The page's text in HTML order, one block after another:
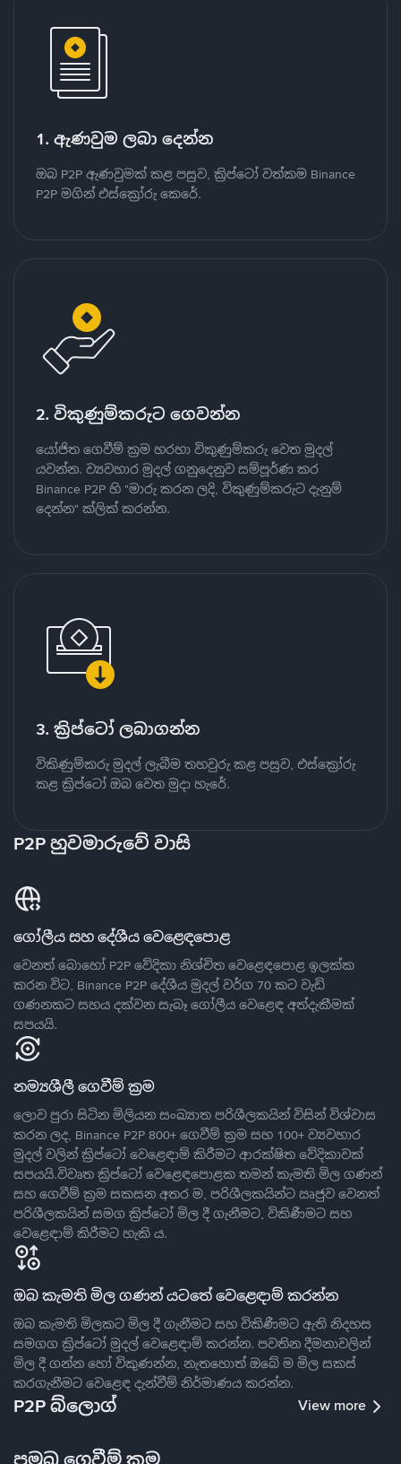
1. ඇණවුම ලබා දෙන්න
ඔබ P2P ඇණවුමක් කළ පසුව, ක්‍රිප්ටෝ වත්කම Binance
P2P මගින් එස්ක්‍රෝරු කෙරේ.
2. විකුණුම්කරුට ගෙවන්න
යෝජිත ගෙවීම් ක්‍රම හරහා විකුණුම්කරු වෙත මුදල්
යවන්න. ව්‍යවහාර මුදල් ගනුදෙනුව සම්පූර්ණ කර
Binance P2P හි "මාරු කරන ලදි, විකුණුම්කරුට දැනුම්
දෙන්න" ක්ලික් කරන්න.
3. ක්‍රිප්ටෝ ලබාගන්න
විකිණුම්කරු මුදල් ලැබීම තහවුරු කළ පසුව, එස්ක්‍රෝරු
කළ ක්‍රිප්ටෝ ඔබ වෙත මුදා හැරේ.
P2P හුවමාරුවේ වාසි
ගෝලීය සහ දේශීය වෙළෙඳපොළ
වෙනත් බොහෝ P2P වේදිකා නිශ්චිත වෙළෙඳපොළ ඉලක්ක
කරන විට, Binance P2P දේශීය මුදල් වර්ග 70 කට වැඩි
ගණනකට සහය දක්වන සැබෑ ගෝලීය වෙළෙඳ අත්දැකීමක්
සපයයි.
නම්‍යශීලී ගෙවීම් ක්‍රම
ලොව පුරා සිටින මිලියන සංඛ්‍යාත පරිශීලකයින් විසින් විශ්වාස
කරන ලද, Binance P2P 800+ ගෙවීම් ක්‍රම සහ 100+ ව්‍යවහාර
මුදල් වලින් ක්‍රිප්ටෝ වෙළෙඳාම් කිරීමට ආරක්ෂිත වේදිකාවක්
සපයයි.විවෘත ක්‍රිප්ටෝ වෙළෙඳපොළක තමන් කැමති මිල ගණන්
සහ ගෙවීම් ක්‍රම සකසන අතර ම, පරිශීලකයින්ට ඍජුව වෙනත්
පරිශීලකයින් සමග ක්‍රිප්ටෝ මිල දී ගැනීමට, විකිණීමට සහ
වෙළෙඳාම් කිරීමට හැකි ය.
ඔබ කැමති මිල ගණන් යටතේ වෙළෙඳාම් කරන්න
ඔබ කැමති මිලකට මිල දී ගැනීමට සහ විකිණීමට ඇති නිදහස
සමගග ක්‍රිප්ටෝ මුදල් වෙළෙඳාම් කරන්න. පවතින දීමනාවලින්
මිල දී ගන්න හෝ විකුණන්න, නැතහොත් ඔබේ ම මිල සකස්
කරගැනීමට වෙළෙඳ දැන්වීම් නිර්මාණය කරන්න.
P2P බ්ලොග් View more